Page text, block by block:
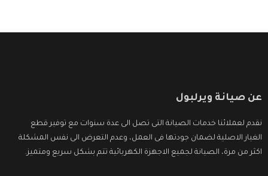
عن صيانة ويرلبول
نقدم لعملائنا خدمات الصيانة التى تصل الى عدة سنوات مع توفير قطع
الغيار الاصلية لضمان جودتها فى العمل، وعدم التعرض الى نفس المشكلة
اكثر من مرة، الصيانة لجميع الاجهزة الكهربائية تتم بشكل سريع ومتميز.